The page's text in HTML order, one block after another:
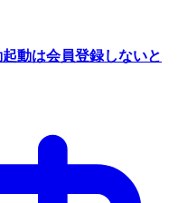
動は会員登録しないと